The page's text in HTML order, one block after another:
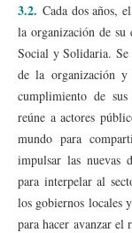
3.2. Cada dos años,
la organización de
Social y Solidaria.
de la organización
cumplimiento de
reúne a actores
mundo para
impulsar las nuevas
para interpelar al
los gobiernos locales
para hacer avanzar